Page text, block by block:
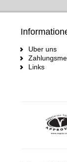
Uber uns
Links